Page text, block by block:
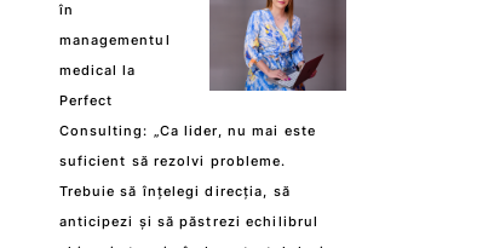
în
managementul
medical la
Perfect
Consulting: „Ca lider, nu mai este
suficient să rezolvi probleme.
Trebuie să înțelegi direcția, să
anticipezi și să păstrezi echilibrul